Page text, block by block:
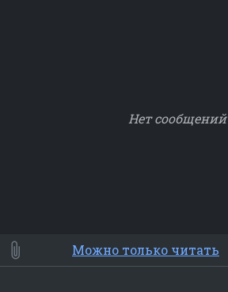
Нет сообщений
⭐ Мои Smile
Смайлики
Люди Животные Еда
Можно только читать